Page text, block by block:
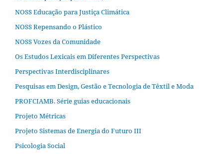
NOSS Educação para Justiça Climática
NOSS Repensando o Plástico
NOSS Vozes da Comunidade
Os Estudos Lexicais em Diferentes Perspectivas
Perspectivas Interdisciplinares
Pesquisas em Design, Gestão e Tecnologia de Têxtil e Moda
PROFCIAMB. Série guias educacionais
Projeto Métricas
Projeto Sistemas de Energia do Futuro III
Psicologia Social